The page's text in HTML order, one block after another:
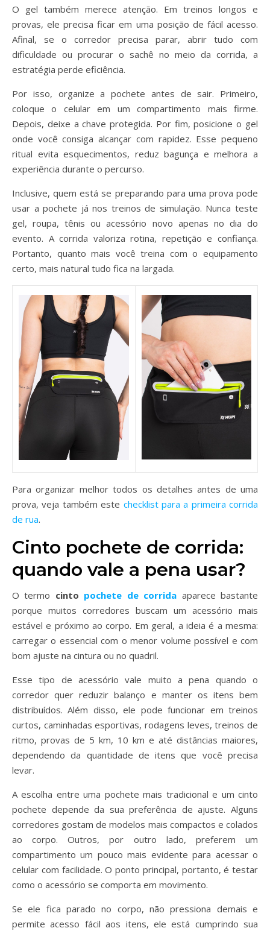
O gel também merece atenção. Em treinos longos e
provas, ele precisa ficar em uma posição de fácil acesso.
Afinal, se o corredor precisa parar, abrir tudo com
dificuldade ou procurar o sachê no meio da corrida, a
estratégia perde eficiência.
Por isso, organize a pochete antes de sair. Primeiro,
coloque o celular em um compartimento mais firme.
Depois, deixe a chave protegida. Por fim, posicione o gel
onde você consiga alcançar com rapidez. Esse pequeno
ritual evita esquecimentos, reduz bagunça e melhora a
experiência durante o percurso.
Inclusive, quem está se preparando para uma prova pode
usar a pochete já nos treinos de simulação. Nunca teste
gel, roupa, tênis ou acessório novo apenas no dia do
evento. A corrida valoriza rotina, repetição e confiança.
Portanto, quanto mais você treina com o equipamento
certo, mais natural tudo fica na largada.
Para organizar melhor todos os detalhes antes de uma
prova, veja também este checklist para a primeira corrida
de rua.
Cinto pochete de corrida:
quando vale a pena usar?
O termo cinto pochete de corrida aparece bastante
porque muitos corredores buscam um acessório mais
estável e próximo ao corpo. Em geral, a ideia é a mesma:
carregar o essencial com o menor volume possível e com
bom ajuste na cintura ou no quadril.
Esse tipo de acessório vale muito a pena quando o
corredor quer reduzir balanço e manter os itens bem
distribuídos. Além disso, ele pode funcionar em treinos
curtos, caminhadas esportivas, rodagens leves, treinos de
ritmo, provas de 5 km, 10 km e até distâncias maiores,
dependendo da quantidade de itens que você precisa
levar.
A escolha entre uma pochete mais tradicional e um cinto
pochete depende da sua preferência de ajuste. Alguns
corredores gostam de modelos mais compactos e colados
ao corpo. Outros, por outro lado, preferem um
compartimento um pouco mais evidente para acessar o
celular com facilidade. O ponto principal, portanto, é testar
como o acessório se comporta em movimento.
Se ele fica parado no corpo, não pressiona demais e
permite acesso fácil aos itens, ele está cumprindo sua